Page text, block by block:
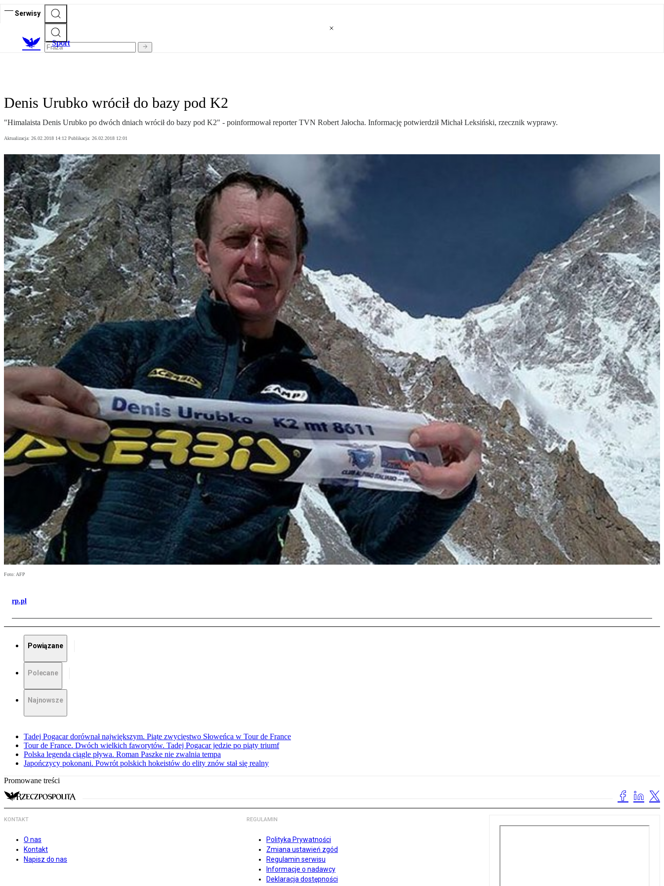
Serwisy
Sport
Denis Urubko wrócił do bazy pod K2
"Himalaista Denis Urubko po dwóch dniach wrócił do bazy pod K2" - poinformował reporter TVN Robert Jałocha. Informację potwierdził Michał Leksiński, rzecznik wyprawy.
Aktualizacja: 26.02.2018 14:12 Publikacja: 26.02.2018 12:01
Foto: AFP
rp.pl
Powiązane
Polecane
Najnowsze
Tadej Pogacar dorównał największym. Piąte zwycięstwo Słoweńca w Tour de France
Tour de France. Dwóch wielkich faworytów. Tadej Pogacar jedzie po piąty triumf
Polska legenda ciągle pływa. Roman Paszke nie zwalnia tempa
Japończycy pokonani. Powrót polskich hokeistów do elity znów stał się realny
Promowane treści
KONTAKT
O nas
Kontakt
Napisz do nas
REGULAMIN
Polityka Prywatności
Zmiana ustawień zgód
Regulamin serwisu
Informacje o nadawcy
Deklaracja dostępności